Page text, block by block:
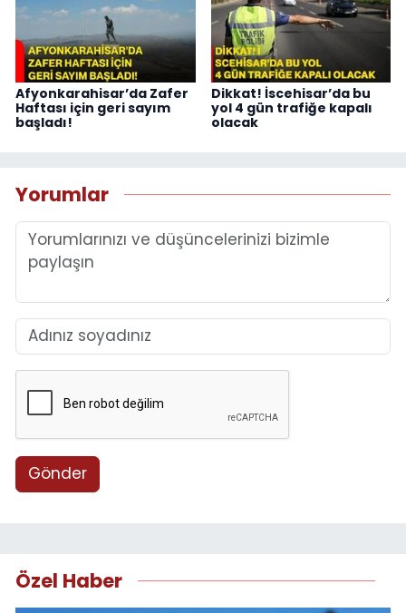
Afyonkarahisar’da Zafer
Haftası için geri sayım
başladı!
Dikkat! İscehisar’da bu
yol 4 gün trafiğe kapalı
olacak
Yorumlar
Gönder
Özel Haber